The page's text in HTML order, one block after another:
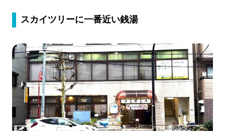
スカイツリーに一番近い銭湯